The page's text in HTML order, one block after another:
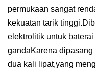
permukaan sangat
kekuatan tarik
elektrolitik untuk
gandaKarena
dua kali lipat,yang